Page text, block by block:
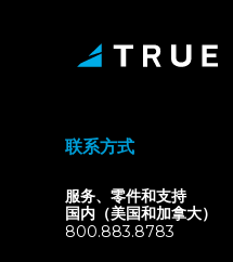
联系方式
服务、零件和支持
国内（美国和加拿大）
800.883.8783